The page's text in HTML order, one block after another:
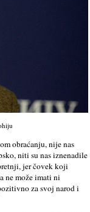
obraćanju, nije nas
niti su nas iznenadile
jer čovek koji
ne može imati ni
za svoj narod i